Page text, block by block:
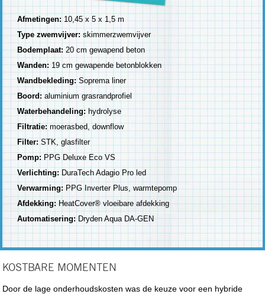
Afmetingen:10,45 x 5 x 1,5 m
Type zwemvijver:skimmerzwemvijver
Bodemplaat: 20 cm gewapend beton
Wanden: 19 cm gewapende betonblokken
Wandbekleding:Soprema liner
Boord:aluminium grasrandprofiel
Waterbehandeling: hydrolyse
Filtratie:moerasbed, downflow
Filter:STK, glasfilter
Pomp: PPG Deluxe Eco VS
Verlichting:DuraTech Adagio Pro led
Verwarming:PPG Inverter Plus, warmtepomp
Afdekking: HeatCover® vloeibare afdekking
Automatisering: Dryden Aqua DA-GEN
KOSTBARE MOMENTEN
Door de lage onderhoudskosten was de keuze voor een hybride